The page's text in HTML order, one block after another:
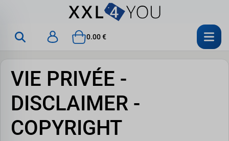
0.00 €
VIE PRIVÉE -
DISCLAIMER -
COPYRIGHT